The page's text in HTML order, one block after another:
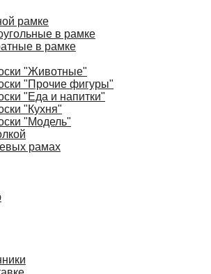
рамке
в рамке
в рамке
"Животные"
"Прочие фигуры"
"Еда и напитки"
"Кухня"
"Модель"
рамах